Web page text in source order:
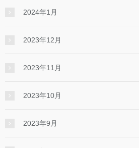
2024年1月
2023年12月
2023年11月
2023年10月
2023年9月